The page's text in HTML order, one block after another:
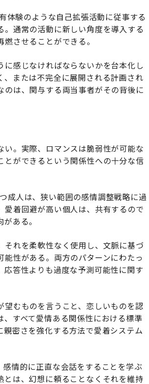
体験のような自己拡張活動に従事する
通常の活動に新しい角度を導入する
させることができる。
感じなければならないかを台本化し
または不完全に展開される計画され
は、関与する両当事者がその背後に
。実際、ロマンスは脆弱性が可能な
ができるという関係性への十分な信
成人は、狭い範囲の感情調整戦略に過
着回避が高い個人は、共有するので
ある。
れを柔軟性なく使用し、文脈に基づ
性がある。両方のパターンにわたっ
答性よりも過度な予測可能性に関す
むものを言うこと、恋しいものを認
すべて愛情ある関係性における標準
密さを強化する方法で愛着システム
情的に正直な会話をすることを学ぶ
は、幻想に頼ることなくそれを維持